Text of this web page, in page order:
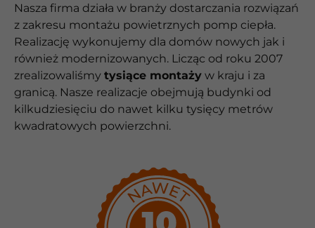
Nasza firma działa w branży dostarczania rozwiązań
z zakresu montażu powietrznych pomp ciepła.
Realizację wykonujemy dla domów nowych jak i
również modernizowanych. Licząc od roku 2007
zrealizowaliśmy tysiące montaży w kraju i za
granicą. Nasze realizacje obejmują budynki od
kilkudziesięciu do nawet kilku tysięcy metrów
kwadratowych powierzchni.